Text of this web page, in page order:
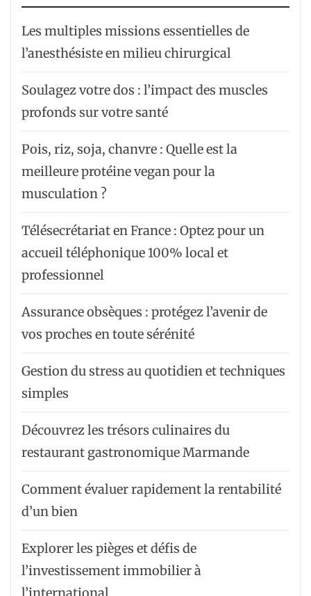
Les multiples missions essentielles de
l’anesthésiste en milieu chirurgical
Soulagez votre dos : l’impact des muscles
profonds sur votre santé
Pois, riz, soja, chanvre : Quelle est la
meilleure protéine vegan pour la
musculation ?
Télésecrétariat en France : Optez pour un
accueil téléphonique 100% local et
professionnel
Assurance obsèques : protégez l’avenir de
vos proches en toute sérénité
Gestion du stress au quotidien et techniques
simples
Découvrez les trésors culinaires du
restaurant gastronomique Marmande
Comment évaluer rapidement la rentabilité
d’un bien
Explorer les pièges et défis de
l’investissement immobilier à